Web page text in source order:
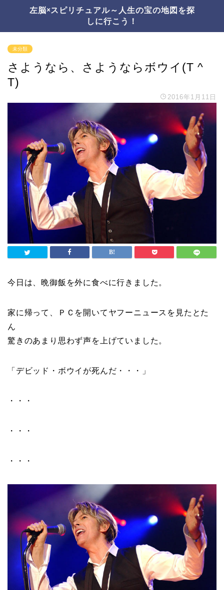
左脳×スピリチュアル～人生の宝の地図を探
しに行こう！
未分類
さようなら、さようならボウイ(T ^
T)
2016年1月11日
今日は、晩御飯を外に食べに行きました。
家に帰って、ＰＣを開いてヤフーニュースを見たとた
ん
驚きのあまり思わず声を上げていました。
「デビッド・ボウイが死んだ・・・」
・・・
・・・
・・・